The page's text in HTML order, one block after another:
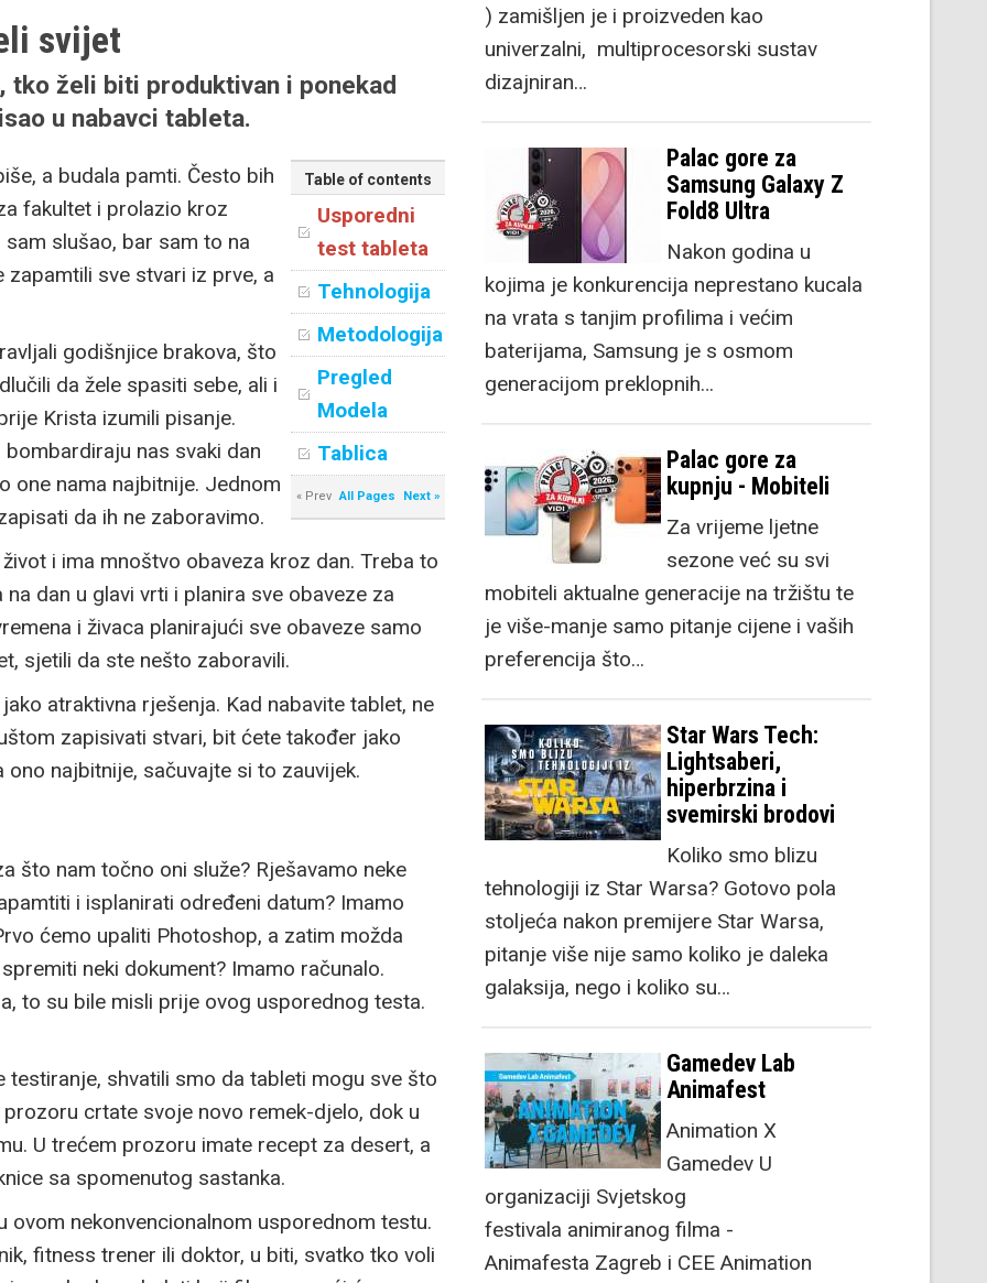
svijet
želi biti produktivan i ponekad
u nabavci tableta.
Table of contents
Usporedni
test tableta
Tehnologija
Metodologija
Pregled
Modela
Tablica
« Prev All Pages Next »
a budala pamti. Često bih
fakultet i prolazio kroz
slušao, bar sam to na
sve stvari iz prve, a
godišnjice brakova, što
da žele spasiti sebe, ali i
Krista izumili pisanje.
nas svaki dan
one nama najbitnije. Jednom
da ih ne zaboravimo.
i ima mnoštvo obaveza kroz dan. Treba to
dan u glavi vrti i planira sve obaveze za
i živaca planirajući sve obaveze samo
sjetili da ste nešto zaboravili.
atraktivna rješenja. Kad nabavite tablet, ne
zapisivati stvari, bit ćete također jako
najbitnije, sačuvajte si to zauvijek.
što nam točno oni služe? Rješavamo neke
i isplanirati određeni datum? Imamo
ćemo upaliti Photoshop, a zatim možda
neki dokument? Imamo računalo.
to su bile misli prije ovog usporednog testa.
shvatili smo da tableti mogu sve što
crtate svoje novo remek-djelo, dok u
U trećem prozoru imate recept za desert, a
sa spomenutog sastanka.
ovom nekonvencionalnom usporednom testu.
fitness trener ili doktor, u biti, svatko tko voli
) zamišljen je i proizveden kao
univerzalni, multiprocesorski sustav
dizajniran…
Palac gore za
Samsung Galaxy Z
Fold8 Ultra
Nakon godina u
kojima je konkurencija neprestano kucala
na vrata s tanjim profilima i većim
baterijama, Samsung je s osmom
generacijom preklopnih…
Palac gore za
kupnju - Mobiteli
Za vrijeme ljetne
sezone već su svi
mobiteli aktualne generacije na tržištu te
je više-manje samo pitanje cijene i vaših
preferencija što…
Star Wars Tech:
Lightsaberi,
hiperbrzina i
svemirski brodovi
Koliko smo blizu
tehnologiji iz Star Warsa? Gotovo pola
stoljeća nakon premijere Star Warsa,
pitanje više nije samo koliko je daleka
galaksija, nego i koliko su…
Gamedev Lab
Animafest
Animation X
Gamedev U
organizaciji Svjetskog
festivala animiranog filma -
Animafesta Zagreb i CEE Animation